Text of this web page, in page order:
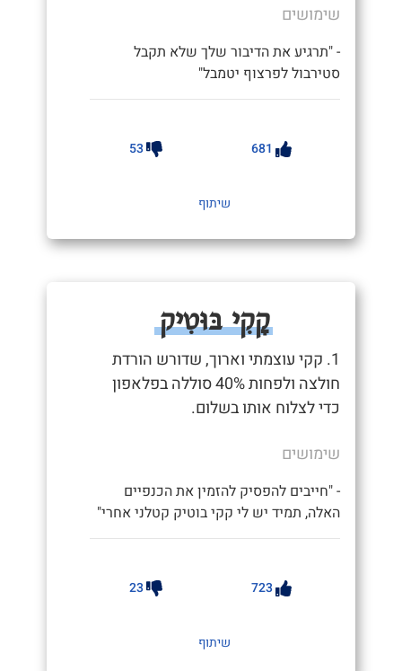
שימושים
- "תרגיע את הדיבור שלך שלא תקבל
סטירבול לפרצוף יטמבל"
681
53
שיתוף
קָקִי בּוּטִיק
1. קקי עוצמתי וארוך, שדורש הורדת
חולצה ולפחות 40% סוללה בפלאפון
כדי לצלוח אותו בשלום.
שימושים
- "חייבים להפסיק להזמין את הכנפיים
האלה, תמיד יש לי קקי בוטיק קטלני אחרי"
723
23
שיתוף